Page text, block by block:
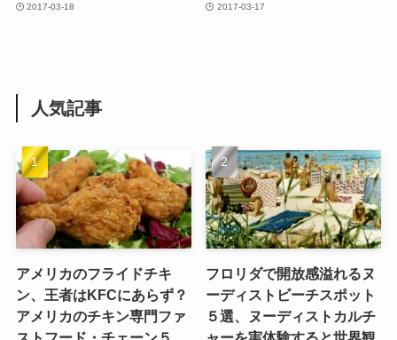
2017-03-18 2017-03-17
人気記事
アメリカのフライドチキ
ン、王者はKFCにあらず？
アメリカのチキン専門ファ
フロリダで開放感溢れるヌ
ーディストビーチスポット
５選、ヌーディストカルチ